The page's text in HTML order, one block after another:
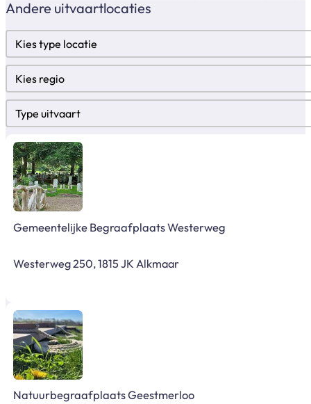
Andere uitvaartlocaties
Locatietypes
Select content
Regio
Select content
Type uitvaart
Select content
Gemeentelijke Begraafplaats Westerweg
Westerweg 250, 1815 JK Alkmaar
Natuurbegraafplaats Geestmerloo